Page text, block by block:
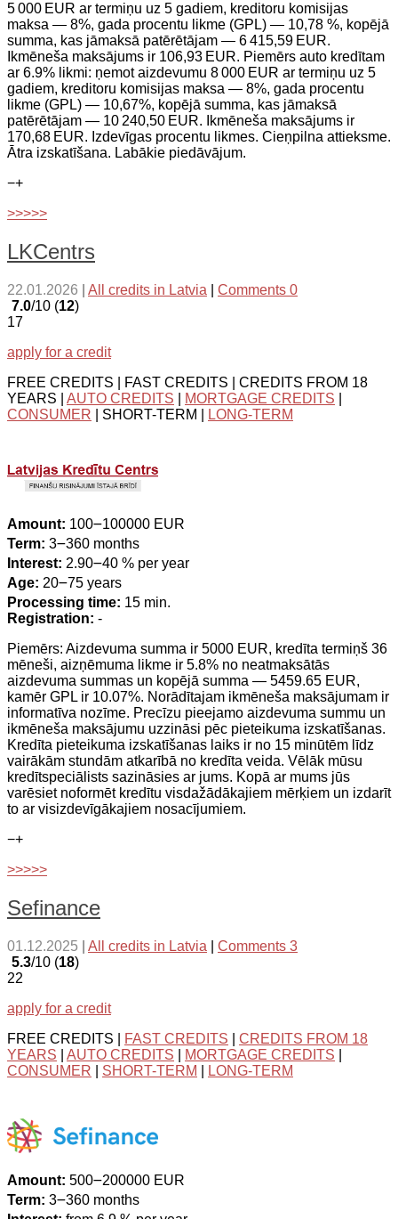
5 000 EUR ar termiņu uz 5 gadiem, kreditoru komisijas
maksa — 8%, gada procentu likme (GPL) — 10,78 %, kopējā
summa, kas jāmaksā patērētājam — 6 415,59 EUR.
Ikmēneša maksājums ir 106,93 EUR. Piemērs auto kredītam
ar 6.9% likmi: ņemot aizdevumu 8 000 EUR ar termiņu uz 5
gadiem, kreditoru komisijas maksa — 8%, gada procentu
likme (GPL) — 10,67%, kopējā summa, kas jāmaksā
patērētājam — 10 240,50 EUR. Ikmēneša maksājums ir
170,68 EUR. Izdevīgas procentu likmes. Cieņpilna attieksme.
Ātra izskatīšana. Labākie piedāvājum.
−+
>>>>>
LKCentrs
22.01.2026 All credits in Latvia
Comments 0
7.0/10 (12)
17
apply for a credit
FREE CREDITS | FAST CREDITS | CREDITS FROM 18
YEARS | AUTO CREDITS MORTGAGE CREDITS
CONSUMER | SHORT-TERM | LONG-TERM
Amount: 100౼100000 EUR
Term: 3౼360 months
Interest: 2.90౼40 % per year
Age: 20౼75 years
Processing time: 15 min.
Registration: -
Piemērs: Aizdevuma summa ir 5000 EUR, kredīta termiņš 36
mēneši, aizņēmuma likme ir 5.8% no neatmaksātās
aizdevuma summas un kopējā summa — 5459.65 EUR,
kamēr GPL ir 10.07%. Norādītajam ikmēneša maksājumam ir
informatīva nozīme. Precīzu pieejamo aizdevuma summu un
ikmēneša maksājumu uzzināsi pēc pieteikuma izskatīšanas.
Kredīta pieteikuma izskatīšanas laiks ir no 15 minūtēm līdz
vairākām stundām atkarībā no kredīta veida. Vēlāk mūsu
kredītspeciālists sazināsies ar jums. Kopā ar mums jūs
varēsiet noformēt kredītu visdažādākajiem mērķiem un izdarīt
to ar visizdevīgākajiem nosacījumiem.
−+
>>>>>
Sefinance
01.12.2025 All credits in Latvia
Comments 3
5.3/10 (18)
22
apply for a credit
FREE CREDITS |
FAST CREDITS
CREDITS FROM 18
YEARS
AUTO CREDITS MORTGAGE CREDITS
CONSUMER
SHORT-TERM LONG-TERM
Amount: 500౼200000 EUR
Term: 3౼360 months